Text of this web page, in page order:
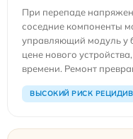
При перепаде
соседние компоненты
управляющий модуль у
цене нового
времени. Ремонт
ВЫСОКИЙ РИСК